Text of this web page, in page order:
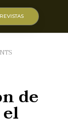
REVISTAS
de